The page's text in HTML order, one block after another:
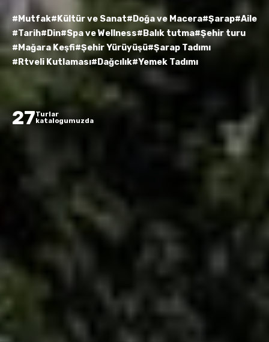
#Mutfak#Kültür ve Sanat#Doğa ve Macera#Şarap#Aile
#Tarih#Din#Spa ve Wellness#Balık tutma#Şehir turu
#Mağara Keşfi#Şehir Yürüyüşü#Şarap Tadımı
#Rtveli Kutlaması#Dağcılık#Yemek Tadımı
27Turlar
katalogumuzda